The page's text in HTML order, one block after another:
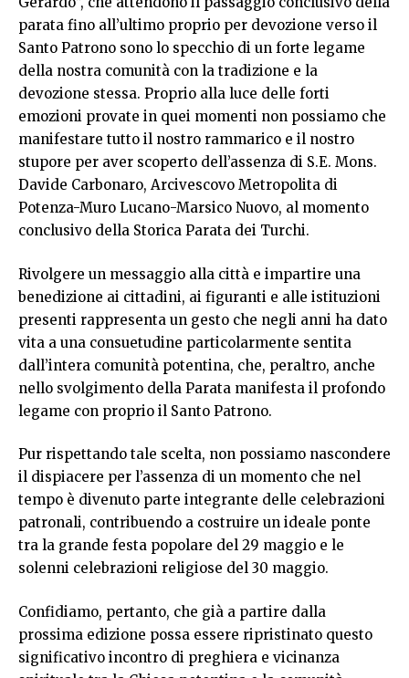
parata fino all’ultimo proprio per devozione verso il
Santo Patrono sono lo specchio di un forte legame
della nostra comunità con la tradizione e la
devozione stessa. Proprio alla luce delle forti
emozioni provate in quei momenti non possiamo che
manifestare tutto il nostro rammarico e il nostro
stupore per aver scoperto dell’assenza di S.E. Mons.
Davide Carbonaro, Arcivescovo Metropolita di
Potenza-Muro Lucano-Marsico Nuovo, al momento
conclusivo della Storica Parata dei Turchi.
Rivolgere un messaggio alla città e impartire una
benedizione ai cittadini, ai figuranti e alle istituzioni
presenti rappresenta un gesto che negli anni ha dato
vita a una consuetudine particolarmente sentita
dall’intera comunità potentina, che, peraltro, anche
nello svolgimento della Parata manifesta il profondo
legame con proprio il Santo Patrono.
Pur rispettando tale scelta, non possiamo nascondere
il dispiacere per l’assenza di un momento che nel
tempo è divenuto parte integrante delle celebrazioni
patronali, contribuendo a costruire un ideale ponte
tra la grande festa popolare del 29 maggio e le
solenni celebrazioni religiose del 30 maggio.
Confidiamo, pertanto, che già a partire dalla
prossima edizione possa essere ripristinato questo
significativo incontro di preghiera e vicinanza